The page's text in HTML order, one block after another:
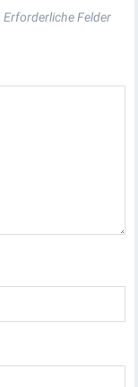
Erforderliche Felder